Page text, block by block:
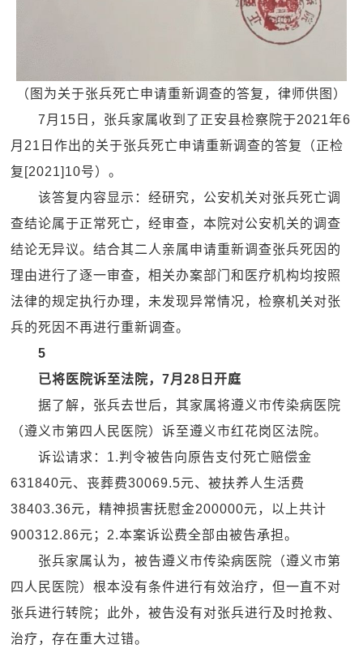
（图为关于张兵死亡申请重新调查的答复，律师供图）
7月15日，张兵家属收到了正安县检察院于2021年6
月21日作出的关于张兵死亡申请重新调查的答复（正检
复[2021]10号）。
该答复内容显示：经研究，公安机关对张兵死亡调
查结论属于正常死亡，经审查，本院对公安机关的调查
结论无异议。结合其二人亲属申请重新调查张兵死因的
理由进行了逐一审查，相关办案部门和医疗机构均按照
法律的规定执行办理，未发现异常情况，检察机关对张
兵的死因不再进行重新调查。
5
已将医院诉至法院，7月28日开庭
据了解，张兵去世后，其家属将遵义市传染病医院
（遵义市第四人民医院）诉至遵义市红花岗区法院。
诉讼请求：1.判令被告向原告支付死亡赔偿金
631840元、丧葬费30069.5元、被扶养人生活费
38403.36元，精神损害抚慰金200000元，以上共计
900312.86元；2.本案诉讼费全部由被告承担。
张兵家属认为，被告遵义市传染病医院（遵义市第
四人民医院）根本没有条件进行有效治疗，但一直不对
张兵进行转院；此外，被告没有对张兵进行及时抢救、
治疗，存在重大过错。